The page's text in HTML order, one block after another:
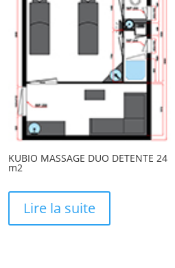
KUBIO MASSAGE DUO DETENTE 24
m2
Lire la suite